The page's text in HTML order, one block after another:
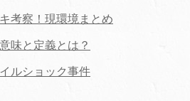
考察！現環境まとめ
味と定義とは？
ルショック事件